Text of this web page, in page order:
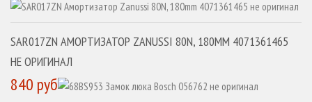
SAR017ZN АМОРТИЗАТОР ZANUSSI 80N, 180MM 4071361465
НЕ ОРИГИНАЛ
840 руб